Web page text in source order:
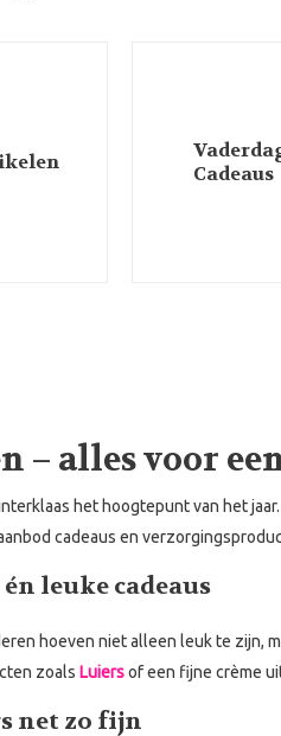
Cadeaus
– alles voor
het hoogtepunt van het
cadeaus en
leuke cadeaus
hoeven niet alleen leuk te zijn,
zoals Luiersof een fijne crème
net zo fijn